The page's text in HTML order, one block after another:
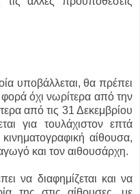
υποβάλλεται, θα πρέπει
όχι νωρίτερα από την
από τις 31 Δεκεμβρίου
για τουλάχιστον επτά
αίθουσα,
και τον αιθουσάρχη.
να διαφημίζεται και να